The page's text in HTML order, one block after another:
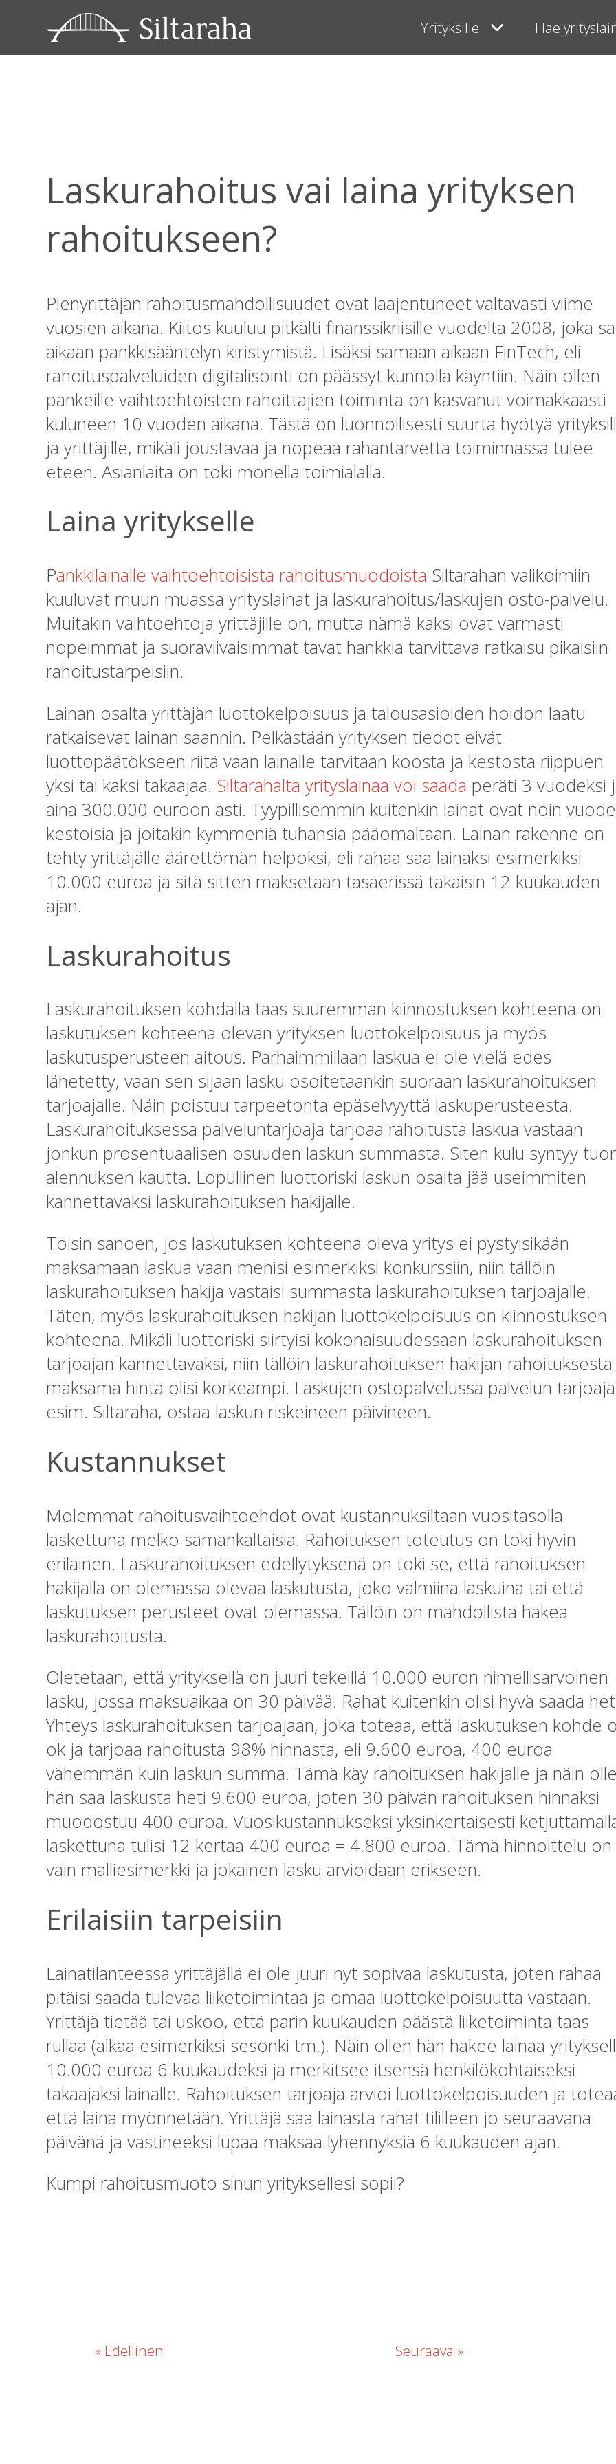
Yrityksille Hae
« Takaisin ajankohtaista etusivulle
Laskurahoitus vai laina yrityksen
rahoitukseen?
Pienyrittäjän rahoitusmahdollisuudet ovat laajentuneet valtavasti viime
vuosien aikana. Kiitos kuuluu pitkälti finanssikriisille vuodelta 2008, joka
aikaan pankkisääntelyn kiristymistä. Lisäksi samaan aikaan FinTech, eli
rahoituspalveluiden digitalisointi on päässyt kunnolla käyntiin. Näin ollen
pankeille vaihtoehtoisten rahoittajien toiminta on kasvanut voimakkaasti
kuluneen 10 vuoden aikana. Tästä on luonnollisesti suurta hyötyä
ja yrittäjille, mikäli joustavaa ja nopeaa rahantarvetta toiminnassa tulee
eteen. Asianlaita on toki monella toimialalla.
Laina yritykselle
Pankkilainalle vaihtoehtoisista rahoitusmuodoista Siltarahan valikoimiin
kuuluvat muun muassa yrityslainat ja laskurahoitus/laskujen osto-palvelu.
Muitakin vaihtoehtoja yrittäjille on, mutta nämä kaksi ovat varmasti
nopeimmat ja suoraviivaisimmat tavat hankkia tarvittava ratkaisu pikaisiin
rahoitustarpeisiin.
Lainan osalta yrittäjän luottokelpoisuus ja talousasioiden hoidon laatu
ratkaisevat lainan saannin. Pelkästään yrityksen tiedot eivät
luottopäätökseen riitä vaan lainalle tarvitaan koosta ja kestosta riippuen
yksi tai kaksi takaajaa. Siltarahalta yrityslainaa voi saada peräti 3 vuodeksi
aina 300.000 euroon asti. Tyypillisemmin kuitenkin lainat ovat noin
kestoisia ja joitakin kymmeniä tuhansia pääomaltaan. Lainan rakenne on
tehty yrittäjälle äärettömän helpoksi, eli rahaa saa lainaksi esimerkiksi
10.000 euroa ja sitä sitten maksetaan tasaerissä takaisin 12 kuukauden
ajan.
Laskurahoitus
Laskurahoituksen kohdalla taas suuremman kiinnostuksen kohteena on
laskutuksen kohteena olevan yrityksen luottokelpoisuus ja myös
laskutusperusteen aitous. Parhaimmillaan laskua ei ole vielä edes
lähetetty, vaan sen sijaan lasku osoitetaankin suoraan laskurahoituksen
tarjoajalle. Näin poistuu tarpeetonta epäselvyyttä laskuperusteesta.
Laskurahoituksessa palveluntarjoaja tarjoaa rahoitusta laskua vastaan
jonkun prosentuaalisen osuuden laskun summasta. Siten kulu syntyy
alennuksen kautta. Lopullinen luottoriski laskun osalta jää useimmiten
kannettavaksi laskurahoituksen hakijalle.
Toisin sanoen, jos laskutuksen kohteena oleva yritys ei pystyisikään
maksamaan laskua vaan menisi esimerkiksi konkurssiin, niin tällöin
laskurahoituksen hakija vastaisi summasta laskurahoituksen tarjoajalle.
Täten, myös laskurahoituksen hakijan luottokelpoisuus on kiinnostuksen
kohteena. Mikäli luottoriski siirtyisi kokonaisuudessaan laskurahoituksen
tarjoajan kannettavaksi, niin tällöin laskurahoituksen hakijan rahoituksesta
maksama hinta olisi korkeampi. Laskujen ostopalvelussa palvelun
esim. Siltaraha, ostaa laskun riskeineen päivineen.
Kustannukset
Molemmat rahoitusvaihtoehdot ovat kustannuksiltaan vuositasolla
laskettuna melko samankaltaisia. Rahoituksen toteutus on toki hyvin
erilainen. Laskurahoituksen edellytyksenä on toki se, että rahoituksen
hakijalla on olemassa olevaa laskutusta, joko valmiina laskuina tai että
laskutuksen perusteet ovat olemassa. Tällöin on mahdollista hakea
laskurahoitusta.
Oletetaan, että yrityksellä on juuri tekeillä 10.000 euron nimellisarvoinen
lasku, jossa maksuaikaa on 30 päivää. Rahat kuitenkin olisi hyvä saada
Yhteys laskurahoituksen tarjoajaan, joka toteaa, että laskutuksen kohde
ok ja tarjoaa rahoitusta 98% hinnasta, eli 9.600 euroa, 400 euroa
vähemmän kuin laskun summa. Tämä käy rahoituksen hakijalle ja näin
hän saa laskusta heti 9.600 euroa, joten 30 päivän rahoituksen hinnaksi
muodostuu 400 euroa. Vuosikustannukseksi yksinkertaisesti
laskettuna tulisi 12 kertaa 400 euroa = 4.800 euroa. Tämä hinnoittelu on
vain malliesimerkki ja jokainen lasku arvioidaan erikseen.
Erilaisiin tarpeisiin
Lainatilanteessa yrittäjällä ei ole juuri nyt sopivaa laskutusta, joten rahaa
pitäisi saada tulevaa liiketoimintaa ja omaa luottokelpoisuutta vastaan.
Yrittäjä tietää tai uskoo, että parin kuukauden päästä liiketoiminta taas
rullaa (alkaa esimerkiksi sesonki tm.). Näin ollen hän hakee lainaa
10.000 euroa 6 kuukaudeksi ja merkitsee itsensä henkilökohtaiseksi
takaajaksi lainalle. Rahoituksen tarjoaja arvioi luottokelpoisuuden ja
että laina myönnetään. Yrittäjä saa lainasta rahat tililleen jo seuraavana
päivänä ja vastineeksi lupaa maksaa lyhennyksiä 6 kuukauden ajan.
Kumpi rahoitusmuoto sinun yrityksellesi sopii?
« Edellinen Seuraava »